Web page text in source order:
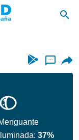
...
Iluminada:37%